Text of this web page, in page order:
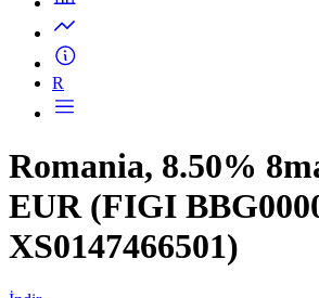
R
Romania, 8.50%
EUR (FIGI
XS0147466501)